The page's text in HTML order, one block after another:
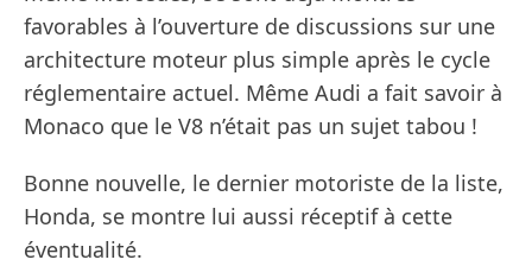
favorables à l’ouverture de discussions sur une
architecture moteur plus simple après le cycle
réglementaire actuel. Même Audi a fait savoir à
Monaco que le V8 n’était pas un sujet tabou !
Bonne nouvelle, le dernier motoriste de la liste,
Honda, se montre lui aussi réceptif à cette
éventualité.